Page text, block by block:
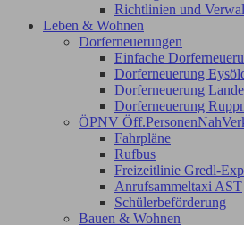
Richtlinien und
Leben & Wohnen
Dorferneuerungen
Einfache
Dorferneuerung
Dorferneuerung
Dorferneuerung
ÖPNV
Fahrpläne
Rufbus
Freizeitlinie Gredl-
Anrufsammeltaxi AST
Schülerbeförderung
Bauen & Wohnen